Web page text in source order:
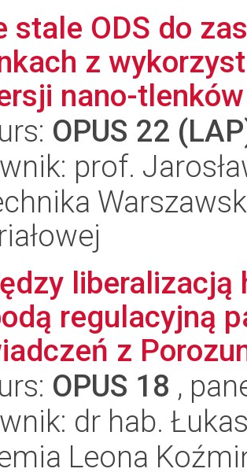
stale ODS do
z
nano-
OPUS 22
prof.
liberalizacją
regulacyjną
z
OPUS 18 ,
dr hab.
Leona